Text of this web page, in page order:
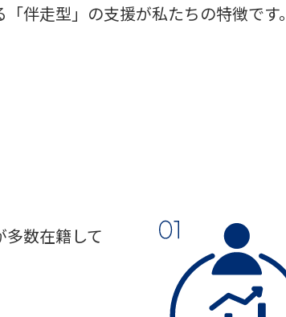
「伴走型」の支援が私たちの特徴です。
数在籍して